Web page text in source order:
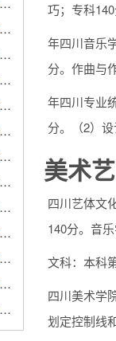
巧；专科
年四川音乐
分。作曲与
年四川专业
分。（2）
美术
四川艺体文
140分。音
文科：本科
四川美术学
划定控制线